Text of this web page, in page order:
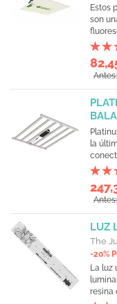
Estos
son
la
LUZ
The
-20%
La luz
resina